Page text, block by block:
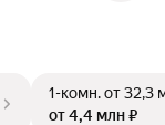
1-комн.от 32,3
от 4,4 млн ₽